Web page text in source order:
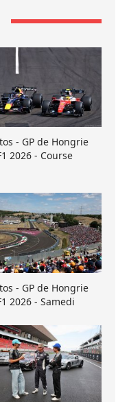
- GP de Hongrie
2026 - Course
- GP de Hongrie
2026 - Samedi